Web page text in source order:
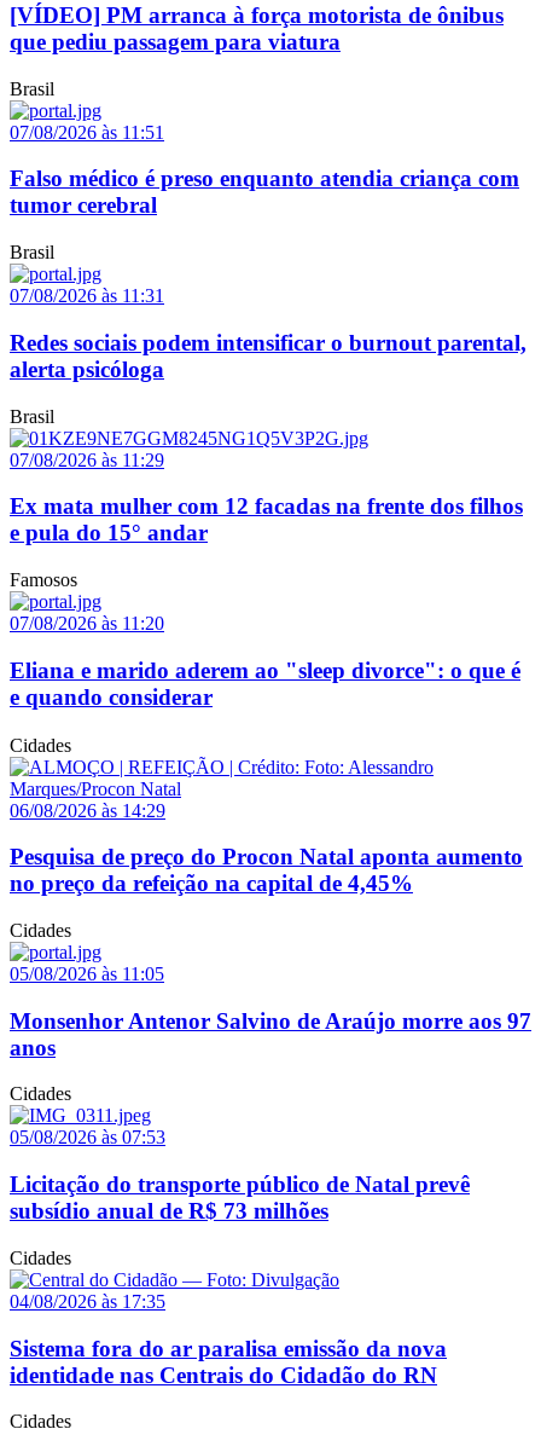
[VÍDEO] PM arranca à força motorista de ônibus
que pediu passagem para viatura
Brasil
07/08/2026 às 11:51
Falso médico é preso enquanto atendia criança com
tumor cerebral
Brasil
07/08/2026 às 11:31
Redes sociais podem intensificar o burnout parental,
alerta psicóloga
Brasil
07/08/2026 às 11:29
Ex mata mulher com 12 facadas na frente dos filhos
e pula do 15° andar
Famosos
07/08/2026 às 11:20
Eliana e marido aderem ao "sleep divorce": o que é
e quando considerar
Cidades
06/08/2026 às 14:29
Pesquisa de preço do Procon Natal aponta aumento
no preço da refeição na capital de 4,45%
Cidades
05/08/2026 às 11:05
Monsenhor Antenor Salvino de Araújo morre aos 97
anos
Cidades
05/08/2026 às 07:53
Licitação do transporte público de Natal prevê
subsídio anual de R$ 73 milhões
Cidades
04/08/2026 às 17:35
Sistema fora do ar paralisa emissão da nova
identidade nas Centrais do Cidadão do RN
Cidades